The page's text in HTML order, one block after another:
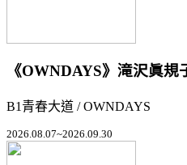
《OWNDAYS》滝沢眞規
B1青春大道 / OWNDAYS
2026.08.07~2026.09.30